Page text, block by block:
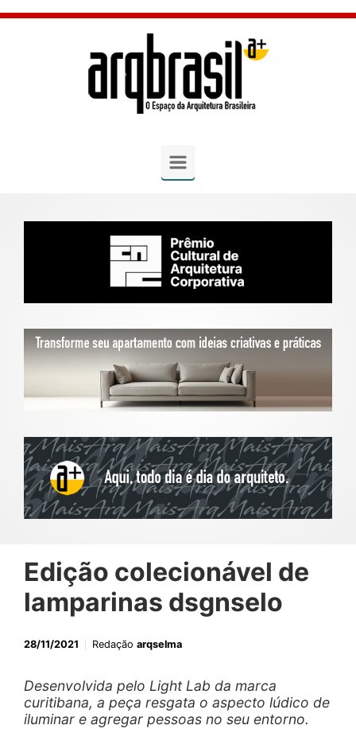
Skip to main content
Edição colecionável de
lamparinas dsgnselo
28/11/2021 Redação arqselma
Desenvolvida pelo Light Lab da marca
curitibana, a peça resgata o aspecto lúdico de
iluminar e agregar pessoas no seu entorno.